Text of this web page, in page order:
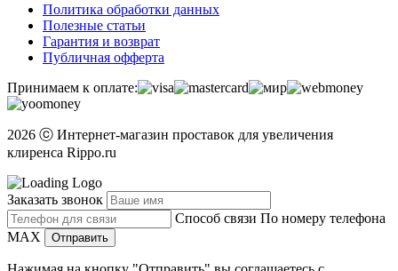
Политика обработки данных
Полезные статьи
Гарантия и возврат
Публичная офферта
Принимаем к оплате:
2026 ⓒ Интернет-магазин проставок для увеличения
клиренса Rippo.ru
Заказать звонок
Способ связи По номеру телефона
MAX
Отправить